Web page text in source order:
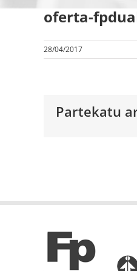
oferta-
28/04/2017
Partekatu